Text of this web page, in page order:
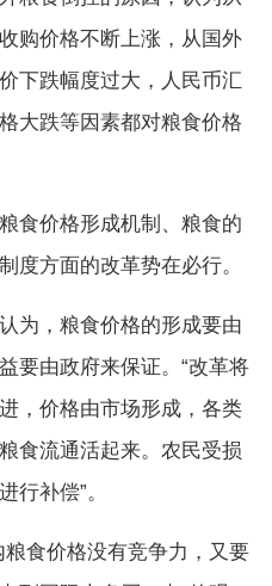
购价格不断上涨，从国外
下跌幅度过大，人民币汇
大跌等因素都对粮食价格
食价格形成机制、粮食的
度方面的改革势在必行。
为，粮食价格的形成要由
要由政府来保证。“改革将
，价格由市场形成，各类
食流通活起来。农民受损
行补偿”。
食价格没有竞争力，又要